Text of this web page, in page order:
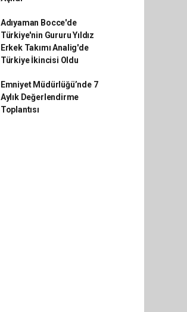
Adıyaman Bocce'de
Türkiye'nin Gururu Yıldız
Erkek Takımı Analig'de
Türkiye İkincisi Oldu
Emniyet Müdürlüğü’nde 7
Aylık Değerlendirme
Toplantısı